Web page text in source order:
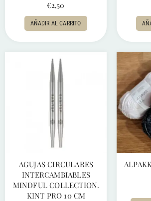
€2,50
AÑADIR AL CARRITO
AGUJAS CIRCULARES
INTERCAMBIABLES
MINDFUL COLLECTION.
KINT PRO 10 CM